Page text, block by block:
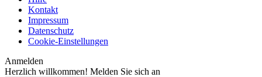
Kontakt
Impressum
Datenschutz
Cookie-Einstellungen
Anmelden
Herzlich willkommen! Melden Sie sich an